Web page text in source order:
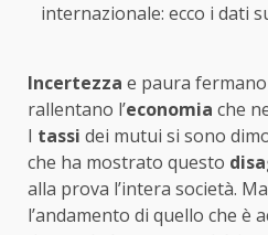
internazionale: ecco i dati
Incertezza e paura
rallentano l’economia che
I tassi dei mutui si sono
che ha mostrato questo
alla prova l’intera società.
l’andamento di quello che è